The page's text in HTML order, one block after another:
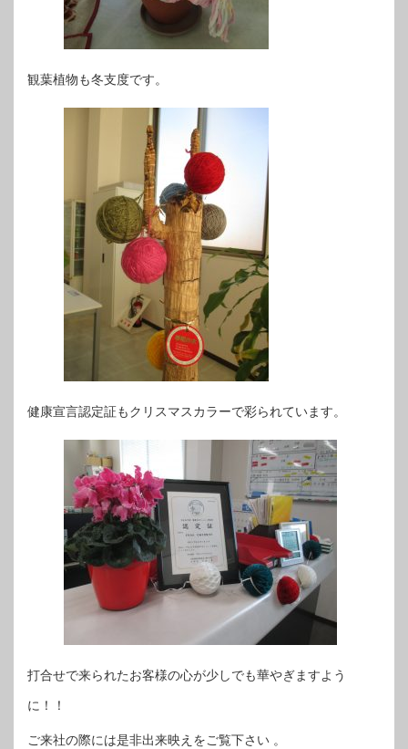
観葉植物も冬支度です。
健康宣言認定証もクリスマスカラーで彩られています。
打合せで来られたお客様の心が少しでも華やぎますよう
に！！
ご来社の際には是非出来映えをご覧下さい 。